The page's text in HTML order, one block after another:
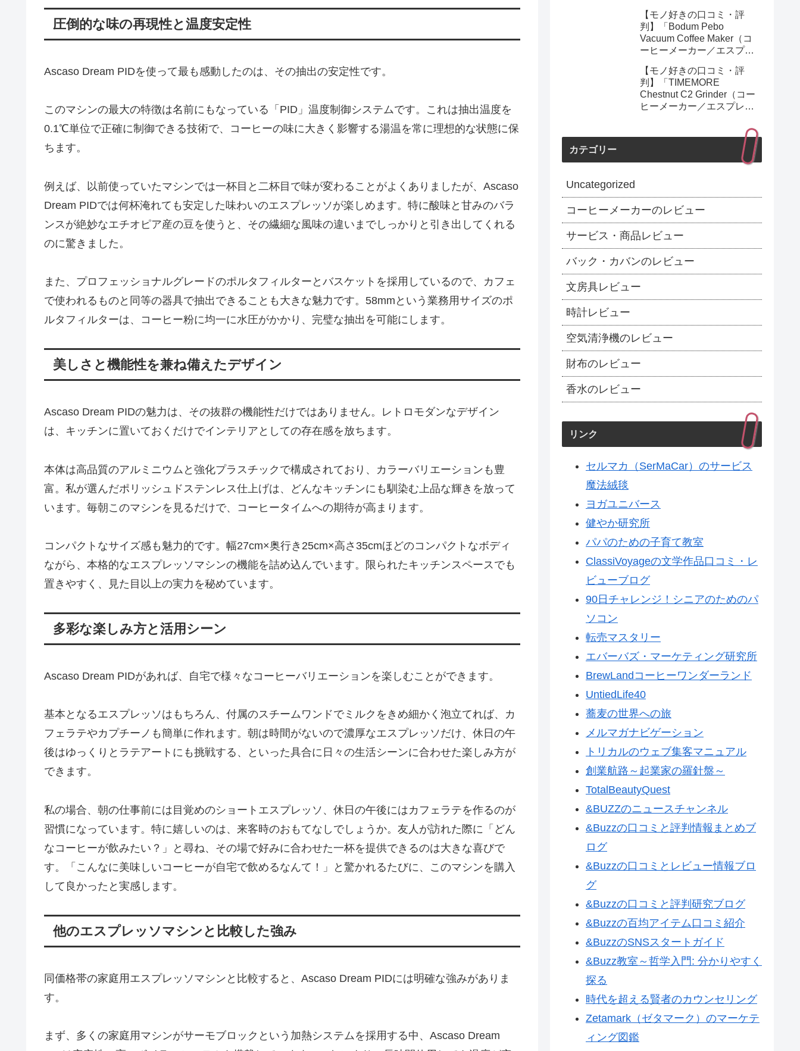
圧倒的な味の再現性と温度安定性
Ascaso Dream PIDを使って最も感動したのは、その抽出の安定性です。
このマシンの最大の特徴は名前にもなっている「PID」温度制御システムです。これは抽出温度を
0.1℃単位で正確に制御できる技術で、コーヒーの味に大きく影響する湯温を常に理想的な状態に保
ちます。
例えば、以前使っていたマシンでは一杯目と二杯目で味が変わることがよくありましたが、Ascaso
Dream PIDでは何杯淹れても安定した味わいのエスプレッソが楽しめます。特に酸味と甘みのバラ
ンスが絶妙なエチオピア産の豆を使うと、その繊細な風味の違いまでしっかりと引き出してくれる
のに驚きました。
また、プロフェッショナルグレードのポルタフィルターとバスケットを採用しているので、カフェ
で使われるものと同等の器具で抽出できることも大きな魅力です。58mmという業務用サイズのポ
ルタフィルターは、コーヒー粉に均一に水圧がかかり、完璧な抽出を可能にします。
美しさと機能性を兼ね備えたデザイン
Ascaso Dream PIDの魅力は、その抜群の機能性だけではありません。レトロモダンなデザイン
は、キッチンに置いておくだけでインテリアとしての存在感を放ちます。
本体は高品質のアルミニウムと強化プラスチックで構成されており、カラーバリエーションも豊
富。私が選んだポリッシュドステンレス仕上げは、どんなキッチンにも馴染む上品な輝きを放って
います。毎朝このマシンを見るだけで、コーヒータイムへの期待が高まります。
コンパクトなサイズ感も魅力的です。幅27cm×奥行き25cm×高さ35cmほどのコンパクトなボディ
ながら、本格的なエスプレッソマシンの機能を詰め込んでいます。限られたキッチンスペースでも
置きやすく、見た目以上の実力を秘めています。
多彩な楽しみ方と活用シーン
Ascaso Dream PIDがあれば、自宅で様々なコーヒーバリエーションを楽しむことができます。
基本となるエスプレッソはもちろん、付属のスチームワンドでミルクをきめ細かく泡立てれば、カ
フェラテやカプチーノも簡単に作れます。朝は時間がないので濃厚なエスプレッソだけ、休日の午
後はゆっくりとラテアートにも挑戦する、といった具合に日々の生活シーンに合わせた楽しみ方が
できます。
私の場合、朝の仕事前には目覚めのショートエスプレッソ、休日の午後にはカフェラテを作るのが
習慣になっています。特に嬉しいのは、来客時のおもてなしでしょうか。友人が訪れた際に「どん
なコーヒーが飲みたい？」と尋ね、その場で好みに合わせた一杯を提供できるのは大きな喜びで
す。「こんなに美味しいコーヒーが自宅で飲めるなんて！」と驚かれるたびに、このマシンを購入
して良かったと実感します。
他のエスプレッソマシンと比較した強み
同価格帯の家庭用エスプレッソマシンと比較すると、Ascaso Dream PIDには明確な強みがありま
す。
まず、多くの家庭用マシンがサーモブロックという加熱システムを採用する中、Ascaso Dream
正直感想
【モノ好きの口コミ・評
判】「Bodum Pebo
Vacuum Coffee Maker（コ
ーヒーメーカー／エスプレ
ってみた正直感想
【モノ好きの口コミ・評
判】「TIMEMORE
Chestnut C2 Grinder（コー
ヒーメーカー／エスプレッ
カテゴリー
Uncategorized
コーヒーメーカーのレビュー
サービス・商品レビュー
バック・カバンのレビュー
文房具レビュー
時計レビュー
空気清浄機のレビュー
財布のレビュー
香水のレビュー
リンク
セルマカ（SerMaCar）のサービス
魔法絨毯
ヨガユニバース
健やか研究所
パパのための子育て教室
ClassiVoyageの文学作品口コミ・レ
ビューブログ
90日チャレンジ！シニアのためのパ
ソコン
転売マスタリー
エバーバズ・マーケティング研究所
BrewLandコーヒーワンダーランド
UntiedLife40
蕎麦の世界への旅
メルマガナビゲーション
トリカルのウェブ集客マニュアル
創業航路～起業家の羅針盤～
TotalBeautyQuest
&BUZZのニュースチャンネル
&Buzzの口コミと評判情報まとめブ
ログ
&Buzzの口コミとレビュー情報ブロ
グ
&Buzzの口コミと評判研究ブログ
&Buzzの百均アイテム口コミ紹介
&BuzzのSNSスタートガイド
&Buzz教室～哲学入門: 分かりやすく
探る
時代を超える賢者のカウンセリング
Zetamark（ゼタマーク）のマーケテ
ィング図鑑